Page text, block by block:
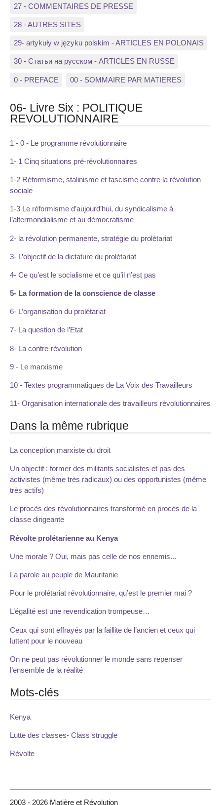
27 - COMMENTAIRES DE PRESSE
28 - AUTRES SITES
29- artykuły w języku polskim - ARTICLES EN POLONAIS
30 - Статьи на русском - ARTICLES EN RUSSE
0 - PREFACE 00 - SOMMAIRE PAR MATIERES
06- Livre Six : POLITIQUE
REVOLUTIONNAIRE
1 - 0 - Le programme révolutionnaire
1- 1 Cinq situations pré-révolutionnaires
1-2 Réformisme, stalinisme et fascisme contre la révolution
sociale
1-3 Le réformisme d’aujourd’hui, du syndicalisme à
l’altermondialisme et au démocratisme
2- la révolution permanente, stratégie du prolétariat
3- L’objectif de la dictature du prolétariat
4- Ce qu’est le socialisme et ce qu’il n’est pas
5- La formation de la conscience de classe
6- L’organisation du prolétariat
7- La question de l’Etat
8- La contre-révolution
9 - Le marxisme
10 - Textes programmatiques de La Voix des Travailleurs
11- Organisation internationale des travailleurs révolutionnaires
Dans la même rubrique
La conception marxiste du droit
Un objectif : former des militants socialistes et pas des
activistes (même très radicaux) ou des opportunistes (même
très actifs)
Le procès des révolutionnaires transformé en procès de la
classe dirigeante
Révolte prolétarienne au Kenya
Une morale ? Oui, mais pas celle de nos ennemis...
La parole au peuple de Mauritanie
Pour le prolétariat révolutionnaire, qu’est le premier mai ?
L’égalité est une revendication trompeuse…
Ceux qui sont effrayés par la faillite de l’ancien et ceux qui
luttent pour le nouveau
On ne peut pas révolutionner le monde sans repenser
l’ensemble de la réalité
Mots-clés
Kenya
Lutte des classes- Class struggle
Révolte
2003 - 2026 Matière et Révolution